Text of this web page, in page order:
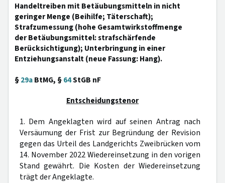
Handeltreiben mit Betäubungsmitteln in nicht
geringer Menge (Beihilfe; Täterschaft);
Strafzumessung (hohe Gesamtwirkstoffmenge
der Betäubungsmittel: strafschärfende
Berücksichtigung); Unterbringung in einer
Entziehungsanstalt (neue Fassung: Hang).
§29aBtMG, §64StGB nF
Entscheidungstenor
1. Dem Angeklagten wird auf seinen Antrag nach
Versäumung der Frist zur Begründung der Revision
gegen das Urteil des Landgerichts Zweibrücken vom
14. November 2022 Wiedereinsetzung in den vorigen
Stand gewährt. Die Kosten der Wiedereinsetzung
trägt der Angeklagte.